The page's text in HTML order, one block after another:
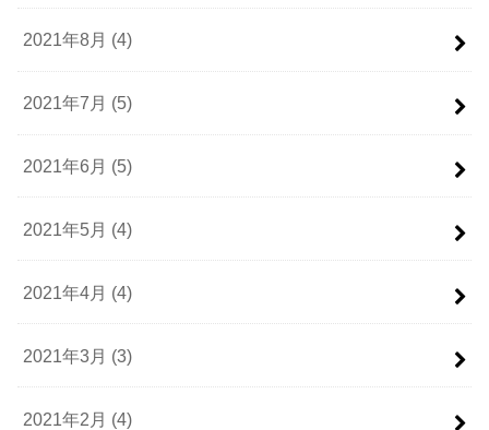
2021年8月 (4)
2021年7月 (5)
2021年6月 (5)
2021年5月 (4)
2021年4月 (4)
2021年3月 (3)
2021年2月 (4)